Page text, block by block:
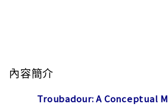
內容簡介
Troubadour: A Conceptual